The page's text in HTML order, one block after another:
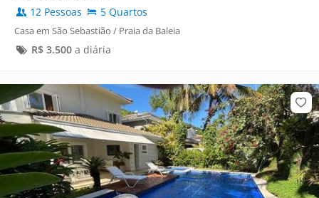
12 Pessoas 5 Quartos
Casa em São Sebastião / Praia da Baleia
R$ 3.500a diária